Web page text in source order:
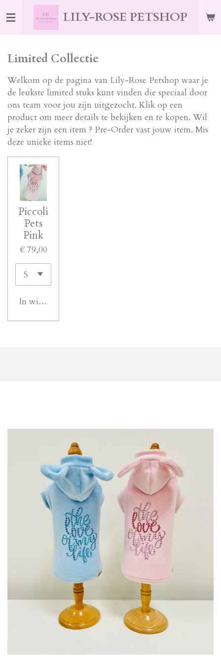
direct
hoofdinhoud
LILY-ROSE PETSHOP
Limited Collectie
Welkom op de pagina van Lily-Rose Petshop waar je
de leukste limited stuks kunt vinden die speciaal door
ons team voor jou zijn uitgezocht. Klik op een
product om meer details te bekijken en te kopen. Wil
je zeker zijn een item ? Pre-Order vast jouw item. Mis
deze unieke items niet!
Piccoli
Pets
Pink
€ 79,00
In winkelwagen